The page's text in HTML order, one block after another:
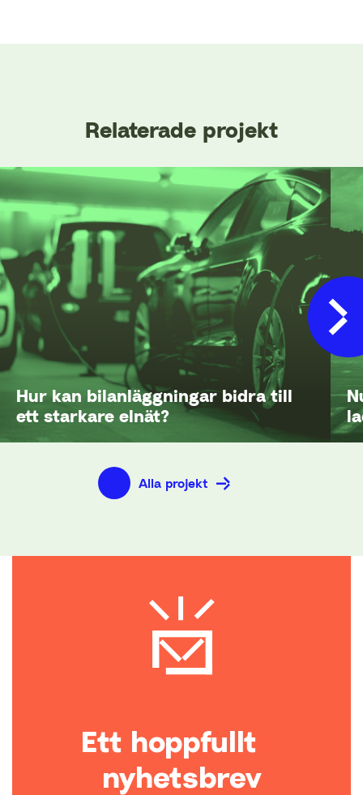
Relaterade projekt
Hur kan bilanläggningar bidra till
ett starkare elnät?
Alla projekt
Ett hoppfullt
nyhetsbrev